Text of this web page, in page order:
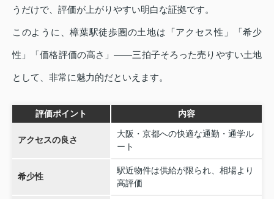
うだけで、評価が上がりやすい明白な証拠です。
このように、樟葉駅徒歩圏の土地は「アクセス性」「希少
性」「価格評価の高さ」――三拍子そろった売りやすい土地
として、非常に魅力的だといえます。
評価ポイント 内容
アクセスの良さ
大阪・京都への快適な通勤・通学ル
ート
希少性
駅近物件は供給が限られ、相場より
高評価